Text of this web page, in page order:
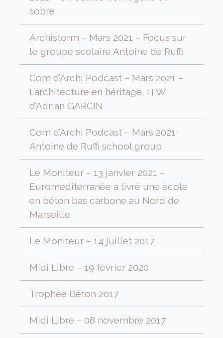
sobre
Archistorm – Mars 2021 – Focus sur
le groupe scolaire Antoine de Ruffi
Com d’Archi Podcast – Mars 2021 –
L’architecture en héritage, ITW
d’Adrian GARCIN
Com d’Archi Podcast – Mars 2021-
Antoine de Ruffi school group
Le Moniteur – 13 janvier 2021 –
Euromediterranée a livré une école
en béton bas carbone au Nord de
Marseille
Le Moniteur – 14 juillet 2017
Midi Libre – 19 février 2020
Trophée Béton 2017
Midi Libre – 08 novembre 2017